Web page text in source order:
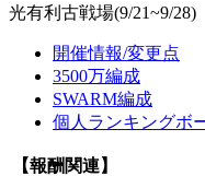
光有利古戦場(9/21~9/28)
開催情報/変更点
3500万編成
SWARM編成
個人ランキングボ
【報酬関連】